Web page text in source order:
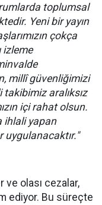
toplumsal
Yeni bir yayın
çokça
izleme
millî güvenliğimizi
aralıksız
içi rahat olsun.
ihlali yapan
uygulanacaktır."
ve olası cezalar,
ediyor. Bu süreçte